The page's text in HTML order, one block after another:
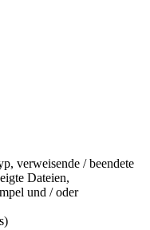
verweisende / beendete
Dateien,
und / oder